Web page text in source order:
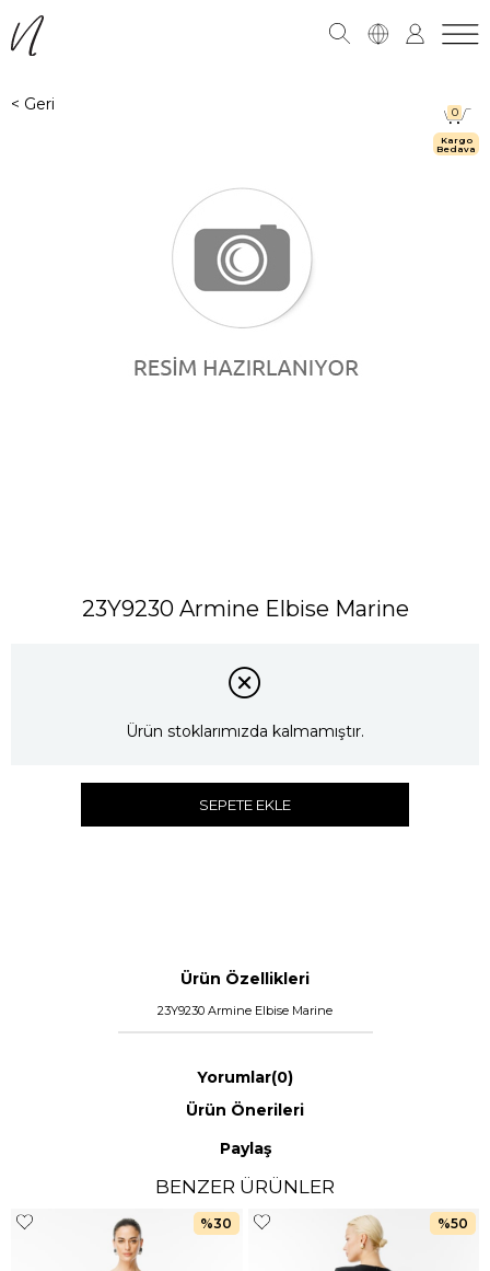
0
Kargo
Bedava
23Y9230 Armine Elbise Marine
Ürün stoklarımızda kalmamıştır.
SEPETE EKLE
Ürün Özellikleri
23Y9230 Armine Elbise Marine
Yorumlar(0)
Ürün Önerileri
Paylaş
BENZER ÜRÜNLER
%30 %50